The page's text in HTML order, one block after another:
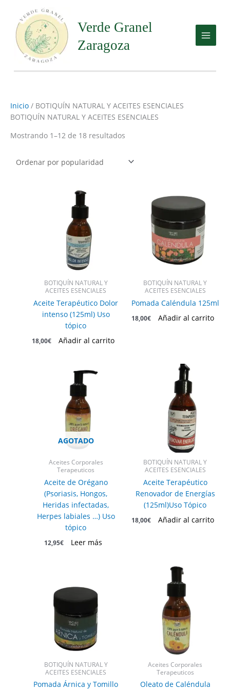
contenido
Verde Granel
Zaragoza
Inicio / BOTIQUÍN NATURAL Y ACEITES ESENCIALES
BOTIQUÍN NATURAL Y ACEITES ESENCIALES
Mostrando 1–12 de 18 resultados
BOTIQUÍN NATURAL Y
ACEITES ESENCIALES
Aceite Terapéutico Dolor
intenso (125ml) Uso
tópico
18,00€ Añadir al carrito
BOTIQUÍN NATURAL Y
ACEITES ESENCIALES
Pomada Caléndula 125ml
18,00€ Añadir al carrito
AGOTADO
Aceites Corporales
Terapeuticos
Aceite de Orégano
(Psoriasis, Hongos,
Heridas infectadas,
Herpes labiales …) Uso
tópico
12,95€ Leer más
BOTIQUÍN NATURAL Y
ACEITES ESENCIALES
Aceite Terapéutico
Renovador de Energías
(125ml)Uso Tópico
18,00€ Añadir al carrito
BOTIQUÍN NATURAL Y
ACEITES ESENCIALES
Pomada Árnica y Tomillo
Aceites Corporales
Terapeuticos
Oleato de Caléndula